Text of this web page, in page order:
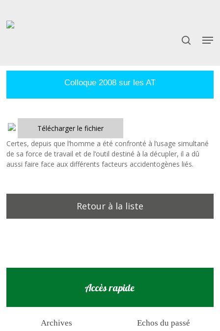
main
Colloque 2008 sur les AT
Télécharger le fichier
Certes, depuis que l’homme a été confronté à l’usage simultané
de sa force de travail et de l’outil destiné à la décupler, il a dû
aussi faire face aux différents facteurs accidentogènes liés.
Retour à la liste
Accès rapide
Archives Echos du passé